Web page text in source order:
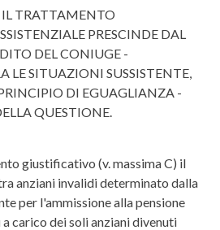
TRATTAMENTO
PRESCINDE DAL
DEL CONIUGE -
LE SITUAZIONI SUSSISTENTE,
DI EGUAGLIANZA -
QUESTIONE.
giustificativo (v. massima C) il
anziani invalidi determinato dalla
per l'ammissione alla pensione
carico dei soli anziani divenuti